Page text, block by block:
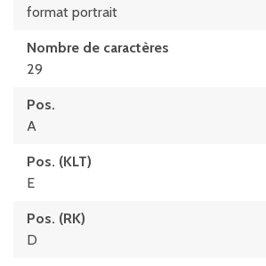
format portrait
Nombre de caractères
29
Pos.
A
Pos. (KLT)
E
Pos. (RK)
D